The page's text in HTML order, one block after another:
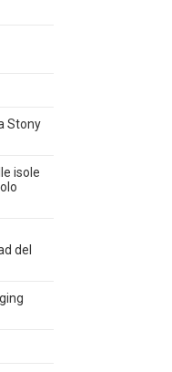
Stony
isole
del